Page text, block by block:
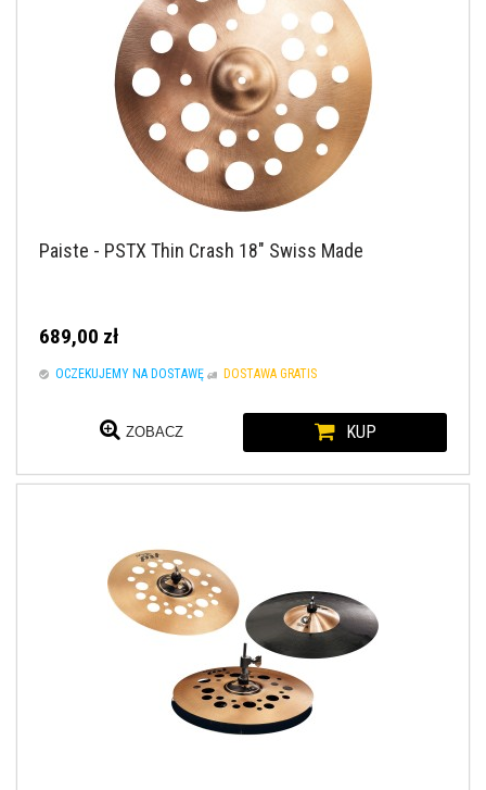
Paiste - PSTX Thin Crash 18" Swiss Made
689,00 zł
OCZEKUJEMY NA DOSTAWĘ DOSTAWA GRATIS
ZOBACZ KUP